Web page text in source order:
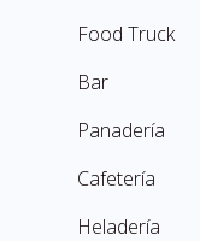
Food Truck
Bar
Panadería
Cafetería
Heladería